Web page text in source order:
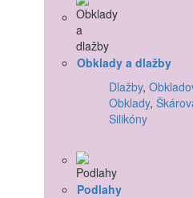
Obklady a dlažby
Dlažby,
Obklady,
Silikóny
Podlahy